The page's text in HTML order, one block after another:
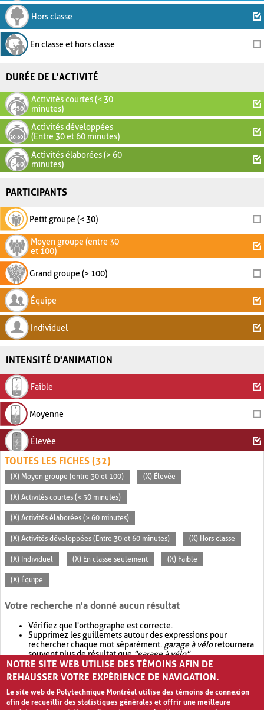
Hors classe
En classe et hors classe
DURÉE DE L'ACTIVITÉ
Activités courtes (< 30
minutes)
Activités développées
(Entre 30 et 60 minutes)
Activités élaborées (> 60
minutes)
PARTICIPANTS
Petit groupe (< 30)
Moyen groupe (entre 30
et 100)
Grand groupe (> 100)
Équipe
Individuel
INTENSITÉ D'ANIMATION
Faible
Moyenne
Élevée
TOUTES LES FICHES (32)
(X) Moyen groupe (entre 30 et 100) (X) Élevée
(X) Activités courtes (< 30 minutes)
(X) Activités élaborées (> 60 minutes)
(X) Activités développées (Entre 30 et 60 minutes) (X) Hors classe
(X) Individuel (X) En classe seulement (X) Faible
(X) Équipe
Votre recherche n'a donné aucun résultat
Vérifiez que l'orthographe est correcte.
Supprimez les guillemets autour des expressions pour
rechercher chaque mot séparément. garage à véloretournera
souvent plus de résultat que"garage à vélo".
Envisagez d'élargir votre recherche avec OR.garage OR vélo
retournera souvent plus de résultat quegarage à vélo
NOTRE SITE WEB UTILISE DES TÉMOINS AFIN DE
REHAUSSER VOTRE EXPÉRIENCE DE NAVIGATION.
Le site web de Polytechnique Montréal utilise des témoins de connexion
afin de recueillir des statistiques générales et offrir une meilleure